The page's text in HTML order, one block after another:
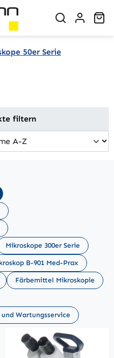
50er Serie
filtern
Mikroskope 300er Serie
B-901 Med-Prax
Färbemittel Mikroskopie
Wartungsservice